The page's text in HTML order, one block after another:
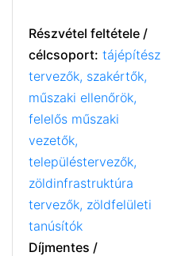
Részvétel feltétele /
célcsoport: tájépítész
tervezők, szakértők,
műszaki ellenőrök,
felelős műszaki
vezetők,
településtervezők,
zöldinfrastruktúra
tervezők, zöldfelületi
tanúsítók
Díjmentes /